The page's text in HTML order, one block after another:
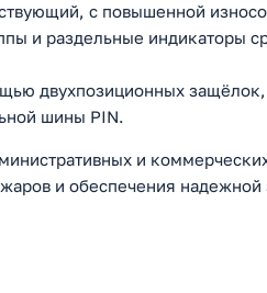
с повышенной
и раздельные индикаторы
двухпозиционных
шины PIN.
и
и обеспечения